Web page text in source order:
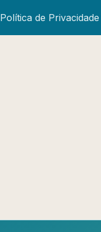
Política de Privacidade